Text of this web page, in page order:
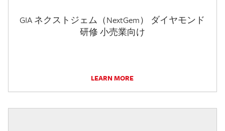
GIA ネクストジェム（NextGem） ダイヤモンド
研修 小売業向け
LEARN MORE